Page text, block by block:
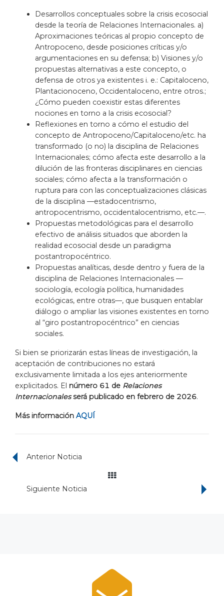
Desarrollos conceptuales sobre la crisis ecosocial
desde la teoría de Relaciones Internacionales. a)
Aproximaciones teóricas al propio concepto de
Antropoceno, desde posiciones críticas y/o
argumentaciones en su defensa; b) Visiones y/o
propuestas alternativas a este concepto, o
defensa de otros ya existentes i. e.: Capitaloceno,
Plantacionoceno, Occidentaloceno, entre otros.;
¿Cómo pueden coexistir estas diferentes
nociones en torno a la crisis ecosocial?
Reflexiones en torno a cómo el estudio del
concepto de Antropoceno/Capitaloceno/etc. ha
transformado (o no) la disciplina de Relaciones
Internacionales; cómo afecta este desarrollo a la
dilución de las fronteras disciplinares en ciencias
sociales; cómo afecta a la transformación o
ruptura para con las conceptualizaciones clásicas
de la disciplina —estadocentrismo,
antropocentrismo, occidentalocentrismo, etc.—.
Propuestas metodológicas para el desarrollo
efectivo de análisis situados que aborden la
realidad ecosocial desde un paradigma
postantropocéntrico.
Propuestas analíticas, desde dentro y fuera de la
disciplina de Relaciones Internacionales —
sociología, ecología política, humanidades
ecológicas, entre otras—, que busquen entablar
diálogo o ampliar las visiones existentes en torno
al “giro postantropocéntrico” en ciencias
sociales.
Si bien se priorizarán estas líneas de investigación, la
aceptación de contribuciones no estará
exclusivamente limitada a los ejes anteriormente
explicitados. El número 61 de Relaciones
Internacionalesserá publicado en febrero de 2026.
Más información AQUÍ
Anterior Noticia
Siguiente Noticia